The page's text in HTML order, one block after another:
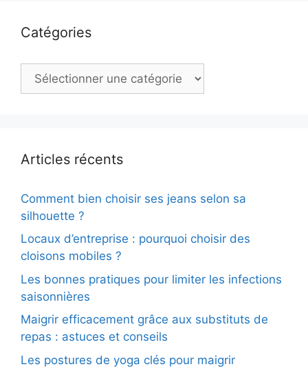
Catégories
Catégories
Articles récents
Comment bien choisir ses jeans selon sa
silhouette ?
Locaux d’entreprise : pourquoi choisir des
cloisons mobiles ?
Les bonnes pratiques pour limiter les infections
saisonnières
Maigrir efficacement grâce aux substituts de
repas : astuces et conseils
Les postures de yoga clés pour maigrir